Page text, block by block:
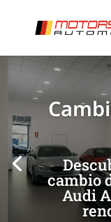
cambio
Audi
[/et_pb_slide] [/